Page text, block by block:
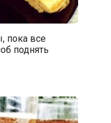
пока все
поднять